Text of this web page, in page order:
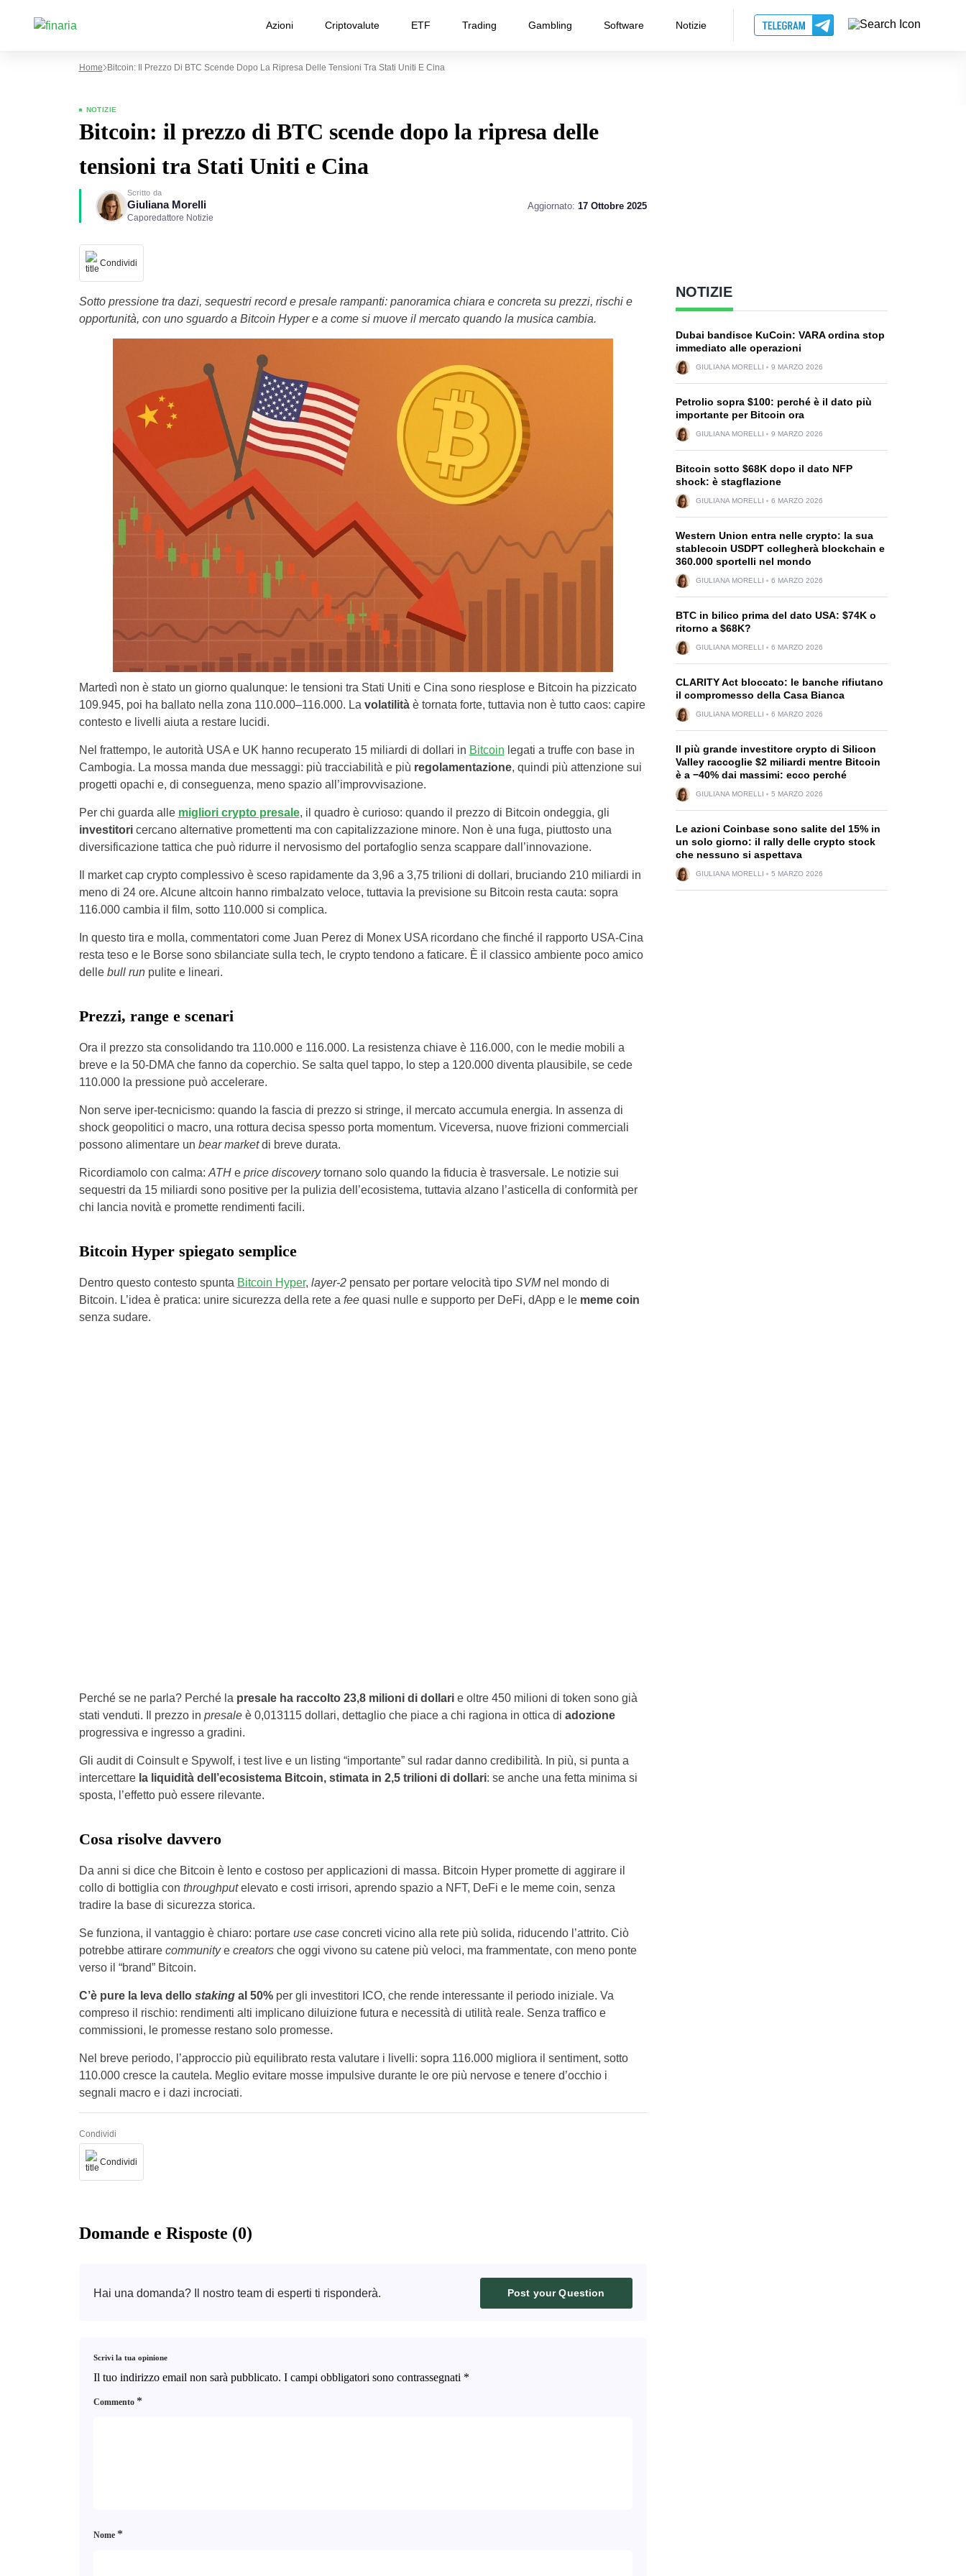
Azioni Criptovalute ETF Trading Gambling Software Notizie
Home Bitcoin: Il Prezzo Di BTC Scende Dopo La Ripresa Delle Tensioni Tra Stati Uniti E Cina
NOTIZIE
Bitcoin: il prezzo di BTC scende dopo la ripresa delle
tensioni tra Stati Uniti e Cina
Scritto da
Giuliana Morelli
Caporedattore Notizie
Aggiornato: 17 Ottobre 2025
Condividi
Sotto pressione tra dazi, sequestri record e presale rampanti: panoramica chiara e concreta su prezzi, rischi e
opportunità, con uno sguardo a Bitcoin Hyper e a come si muove il mercato quando la musica cambia.
Martedì non è stato un giorno qualunque: le tensioni tra Stati Uniti e Cina sono riesplose e Bitcoin ha pizzicato
109.945, poi ha ballato nella zona 110.000–116.000. La volatilitàè tornata forte, tuttavia non è tutto caos: capire
contesto e livelli aiuta a restare lucidi.
Nel frattempo, le autorità USA e UK hanno recuperato 15 miliardi di dollari in Bitcoin legati a truffe con base in
Cambogia. La mossa manda due messaggi: più tracciabilità e più regolamentazione, quindi più attenzione sui
progetti opachi e, di conseguenza, meno spazio all’improvvisazione.
Per chi guarda alle migliori crypto presale, il quadro è curioso: quando il prezzo di Bitcoin ondeggia, gli
investitoricercano alternative promettenti ma con capitalizzazione minore. Non è una fuga, piuttosto una
diversificazione tattica che può ridurre il nervosismo del portafoglio senza scappare dall’innovazione.
Il market cap crypto complessivo è sceso rapidamente da 3,96 a 3,75 trilioni di dollari, bruciando 210 miliardi in
meno di 24 ore. Alcune altcoin hanno rimbalzato veloce, tuttavia la previsione su Bitcoin resta cauta: sopra
116.000 cambia il film, sotto 110.000 si complica.
In questo tira e molla, commentatori come Juan Perez di Monex USA ricordano che finché il rapporto USA-Cina
resta teso e le Borse sono sbilanciate sulla tech, le crypto tendono a faticare. È il classico ambiente poco amico
delle bull runpulite e lineari.
Prezzi, range e scenari
Ora il prezzo sta consolidando tra 110.000 e 116.000. La resistenza chiave è 116.000, con le medie mobili a
breve e la 50-DMA che fanno da coperchio. Se salta quel tappo, lo step a 120.000 diventa plausibile, se cede
110.000 la pressione può accelerare.
Non serve iper-tecnicismo: quando la fascia di prezzo si stringe, il mercato accumula energia. In assenza di
shock geopolitici o macro, una rottura decisa spesso porta momentum. Viceversa, nuove frizioni commerciali
possono alimentare un bear marketdi breve durata.
Ricordiamolo con calma: ATHe price discoverytornano solo quando la fiducia è trasversale. Le notizie sui
sequestri da 15 miliardi sono positive per la pulizia dell’ecosistema, tuttavia alzano l’asticella di conformità per
chi lancia novità e promette rendimenti facili.
Bitcoin Hyper spiegato semplice
Dentro questo contesto spunta Bitcoin Hyper, layer-2pensato per portare velocità tipo SVMnel mondo di
Bitcoin. L’idea è pratica: unire sicurezza della rete a feequasi nulle e supporto per DeFi, dApp e le meme coin
senza sudare.
Perché se ne parla? Perché la presale ha raccolto 23,8 milioni di dollarie oltre 450 milioni di token sono già
stati venduti. Il prezzo in presaleè 0,013115 dollari, dettaglio che piace a chi ragiona in ottica di adozione
progressiva e ingresso a gradini.
Gli audit di Coinsult e Spywolf, i test live e un listing “importante” sul radar danno credibilità. In più, si punta a
intercettare la liquidità dell’ecosistema Bitcoin, stimata in 2,5 trilioni di dollari: se anche una fetta minima si
sposta, l’effetto può essere rilevante.
Cosa risolve davvero
Da anni si dice che Bitcoin è lento e costoso per applicazioni di massa. Bitcoin Hyper promette di aggirare il
collo di bottiglia con throughputelevato e costi irrisori, aprendo spazio a NFT, DeFi e le meme coin, senza
tradire la base di sicurezza storica.
Se funziona, il vantaggio è chiaro: portare use caseconcreti vicino alla rete più solida, riducendo l’attrito. Ciò
potrebbe attirare communitye creatorsche oggi vivono su catene più veloci, ma frammentate, con meno ponte
verso il “brand” Bitcoin.
C’è pure la leva dello stakingal 50%per gli investitori ICO, che rende interessante il periodo iniziale. Va
compreso il rischio: rendimenti alti implicano diluizione futura e necessità di utilità reale. Senza traffico e
commissioni, le promesse restano solo promesse.
Nel breve periodo, l’approccio più equilibrato resta valutare i livelli: sopra 116.000 migliora il sentiment, sotto
110.000 cresce la cautela. Meglio evitare mosse impulsive durante le ore più nervose e tenere d’occhio i
segnali macro e i dazi incrociati.
Condividi
Condividi
Domande e Risposte (0)
Hai una domanda? Il nostro team di esperti ti risponderà. Post your Question
Scrivi la tua opinione
Il tuo indirizzo email non sarà pubblicato. I campi obbligatori sono contrassegnati *
Commento *
Nome *
NOTIZIE
Dubai bandisce KuCoin: VARA ordina stop
immediato alle operazioni
GIULIANA MORELLI 9 MARZO 2026
Petrolio sopra $100: perché è il dato più
importante per Bitcoin ora
GIULIANA MORELLI 9 MARZO 2026
Bitcoin sotto $68K dopo il dato NFP
shock: è stagflazione
GIULIANA MORELLI 6 MARZO 2026
Western Union entra nelle crypto: la sua
stablecoin USDPT collegherà blockchain e
360.000 sportelli nel mondo
GIULIANA MORELLI 6 MARZO 2026
BTC in bilico prima del dato USA: $74K o
ritorno a $68K?
GIULIANA MORELLI 6 MARZO 2026
CLARITY Act bloccato: le banche rifiutano
il compromesso della Casa Bianca
GIULIANA MORELLI 6 MARZO 2026
Il più grande investitore crypto di Silicon
Valley raccoglie $2 miliardi mentre Bitcoin
è a −40% dai massimi: ecco perché
GIULIANA MORELLI 5 MARZO 2026
Le azioni Coinbase sono salite del 15% in
un solo giorno: il rally delle crypto stock
che nessuno si aspettava
GIULIANA MORELLI 5 MARZO 2026